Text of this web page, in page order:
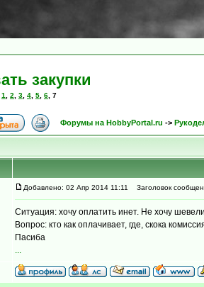
закупки
1 2 3 4 5 6 7
Форумы на HobbyPortal.ru ->
Добавлено: 02 Апр 2014 11:11 Заголовок
Ситуация: хочу оплатить инет. Не хочу
Вопрос: кто как оплачивает, где, скока
Пасиба
...